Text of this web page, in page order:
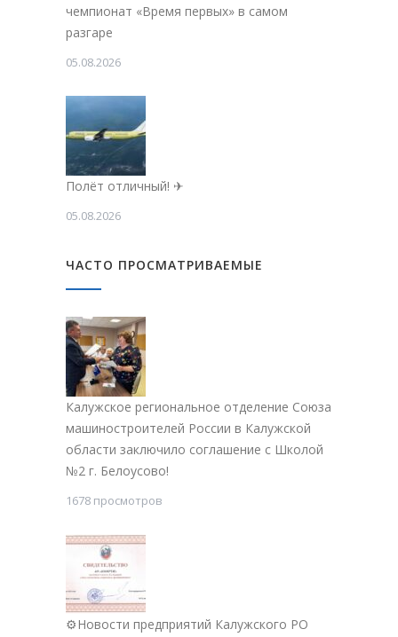
чемпионат «Время первых» в самом
разгаре
05.08.2026
Полёт отличный! ✈
05.08.2026
ЧАСТО ПРОСМАТРИВАЕМЫЕ
Калужское региональное отделение Союза
машиностроителей России в Калужской
области заключило соглашение с Школой
№2 г. Белоусово!
1678 просмотров
⚙Новости предприятий Калужского РО